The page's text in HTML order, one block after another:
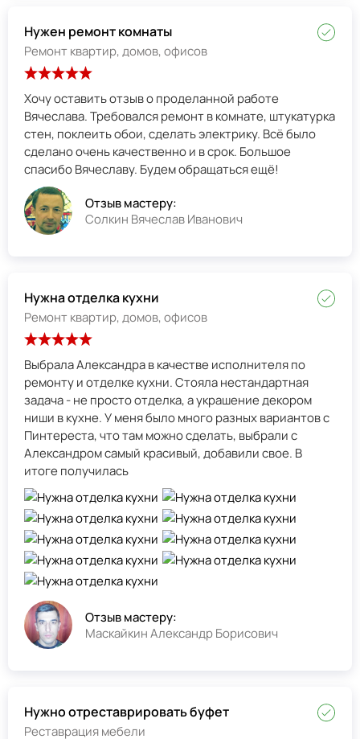
Нужен ремонт комнаты
Ремонт квартир, домов, офисов
Хочу оставить отзыв о проделанной работе
Вячеслава. Требовался ремонт в комнате, штукатурка
стен, поклеить обои, сделать электрику. Всё было
сделано очень качественно и в срок. Большое
спасибо Вячеславу. Будем обращаться ещё!
Отзыв мастеру:
Солкин Вячеслав Иванович
Нужна отделка кухни
Ремонт квартир, домов, офисов
Выбрала Александра в качестве исполнителя по
ремонту и отделке кухни. Стояла нестандартная
задача - не просто отделка, а украшение декором
ниши в кухне. У меня было много разных вариантов с
Пинтереста, что там можно сделать, выбрали с
Александром самый красивый, добавили свое. В
итоге получилась
Отзыв мастеру:
Маскайкин Александр Борисович
Нужно отреставрировать буфет
Реставрация мебели